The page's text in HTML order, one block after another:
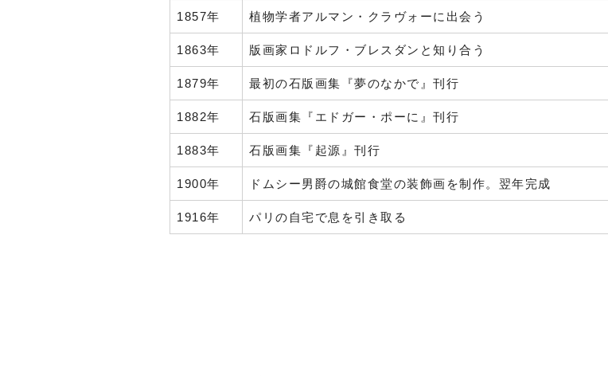
1857年 植物学者アルマン・クラヴォーに出会う
1863年 版画家ロドルフ・ブレスダンと知り合う
1879年 最初の石版画集『夢のなかで』刊行
1882年 石版画集『エドガー・ポーに』刊行
1883年 石版画集『起源』刊行
1900年 ドムシー男爵の城館食堂の装飾画を制作。翌年完成
1916年 パリの自宅で息を引き取る